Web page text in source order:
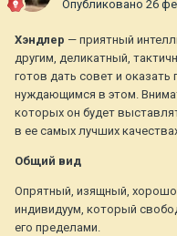
Опубликовано 26
Хэндлер — приятный
другим, деликатный,
готов дать совет и
нуждающимся в этом.
которых он будет
в ее самых лучших
Общий вид
Опрятный, изящный,
индивидуум, который
его пределами.